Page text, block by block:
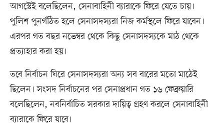
আগস্টেই বলেছিলেন, সেনাবাহিনী ব্যারাকে ফিরে যেতে চায়।
পুলিশ পুনর্গঠিত হলে সেনাসদস্যরা নিজ কর্মস্থলে ফিরে যাবেন।
এরপর গত বছর নভেম্বর থেকে কিছু সেনাসদস্যকে মাঠ থেকে
প্রত্যাহার করা হয়।
তবে নির্বাচন ঘিরে সেনাসদস্যরা অন্য সব বারের মতো মাঠেই
ছিলেন। সংসদ নির্বাচনের পর সেনাপ্রধান গত ১৬ ফেব্রুয়ারি
বলেছিলেন, নবনির্বাচিত সরকার দায়িত্ব গ্রহণ করলে সেনাবাহিনী
ব্যারাকে ফিরে যাবে।